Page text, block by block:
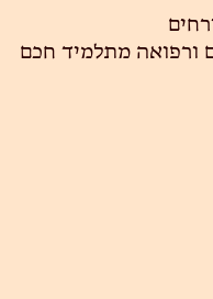
ורפואה מתלמיד חכם